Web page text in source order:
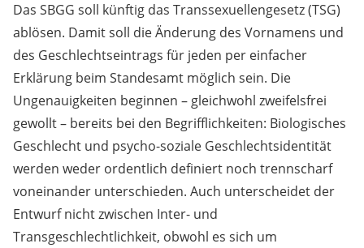
Das SBGG soll künftig das Transsexuellengesetz (TSG)
ablösen. Damit soll die Änderung des Vornamens und
des Geschlechtseintrags für jeden per einfacher
Erklärung beim Standesamt möglich sein. Die
Ungenauigkeiten beginnen – gleichwohl zweifelsfrei
gewollt – bereits bei den Begrifflichkeiten: Biologisches
Geschlecht und psycho-soziale Geschlechtsidentität
werden weder ordentlich definiert noch trennscharf
voneinander unterschieden. Auch unterscheidet der
Entwurf nicht zwischen Inter- und
Transgeschlechtlichkeit, obwohl es sich um